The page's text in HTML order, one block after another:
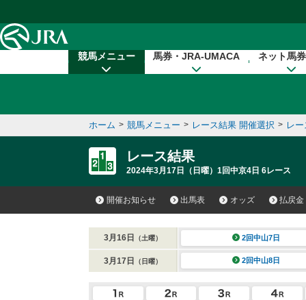
競馬メニュー 馬券・JRA-UMACA ネット馬
ホーム > 競馬メニュー > レース結果 開催選択 > レ
レース結果
2024年3月17日（日曜）1回中京4日 6レース
開催お知らせ 出馬表 オッズ 払戻金
3月16日 （土曜） 2回中山7日
3月17日 （日曜） 2回中山8日